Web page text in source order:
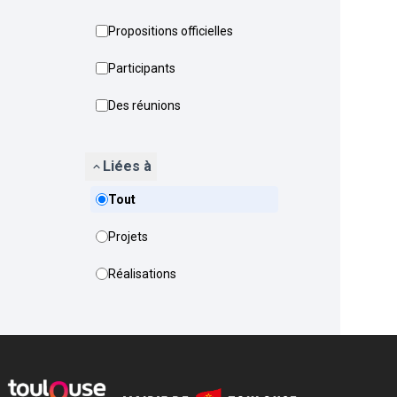
Propositions officielles
Participants
Des réunions
Liées à
Tout
Projets
Réalisations